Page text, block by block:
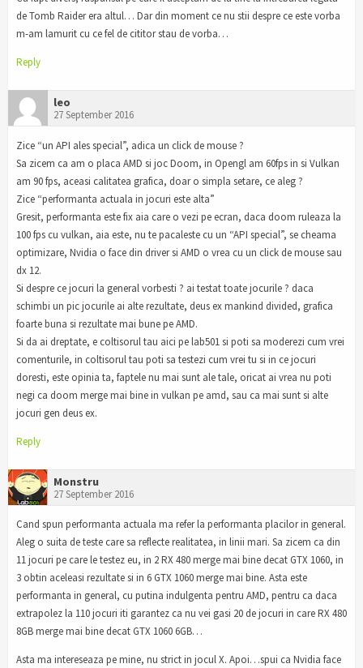
de Tomb Raider era altul… Dar din moment ce nu stii despre ce este vorba
m-am lamurit cu ce fel de cititor stau de vorba…
Reply
leo
27 September 2016
Zice “un API ales special”, adica un click de mouse ?
Sa zicem ca am o placa AMD si joc Doom, in Opengl am 60fps in si Vulkan
am 90 fps, aceasi calitatea grafica, doar o simpla setare, ce aleg ?
Zice “performanta actuala in jocuri este alta”
Gresit, performanta este fix aia care o vezi pe ecran, daca doom ruleaza la
100 fps cu vulkan, aia este, nu te pacaleste cu un “API special”, se cheama
optimizare, Nvidia o face din driver si AMD o vrea cu un click de mouse sau
dx 12.
Si despre ce jocuri la general vorbesti ? ai testat toate jocurile ? daca
schimbi un pic jocurile ai alte rezultate, deus ex mankind divided, grafica
foarte buna si rezultate mai bune pe AMD.
Si da ai dreptate, e coltisorul tau aici pe lab501 si poti sa moderezi cum vrei
comenturile, in coltisorul tau poti sa testezi cum vrei tu si in ce jocuri
doresti, este opinia ta, faptele nu mai sunt ale tale, oricat ai vrea nu poti
negi ca doom merge mai bine in vulkan pe amd, sau ca mai sunt si alte
jocuri gen deus ex.
Reply
Monstru
27 September 2016
Cand spun performanta actuala ma refer la performanta placilor in general.
Aleg o suita de teste care sa reflecte realitatea, in linii mari. Sa zicem ca din
11 jocuri pe care le testez eu, in 2 RX 480 merge mai bine decat GTX 1060, in
3 obtin aceleasi rezultate si in 6 GTX 1060 merge mai bine. Asta este
performanta in general, cu putina indulgenta pentru AMD, pentru ca daca
extrapolez la 110 jocuri iti garantez ca nu vei gasi 20 de jocuri in care RX 480
8GB merge mai bine decat GTX 1060 6GB…
Asta ma intereseaza pe mine, nu strict in jocul X. Apoi…spui ca Nvidia face